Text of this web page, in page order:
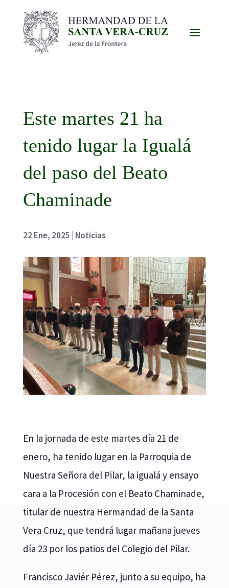
Este martes 21 ha
tenido lugar la Igualá
del paso del Beato
Chaminade
22 Ene, 2025 Noticias
En la jornada de este martes día 21 de
enero, ha tenido lugar en la Parroquia de
Nuestra Señora del Pilar, la igualá y ensayo
cara a la Procesión con el Beato Chaminade,
titular de nuestra Hermandad de la Santa
Vera Cruz, que tendrá lugar mañana jueves
día 23 por los patios del Colegio del Pilar.
Francisco Javiér Pérez, junto a su equipo, ha